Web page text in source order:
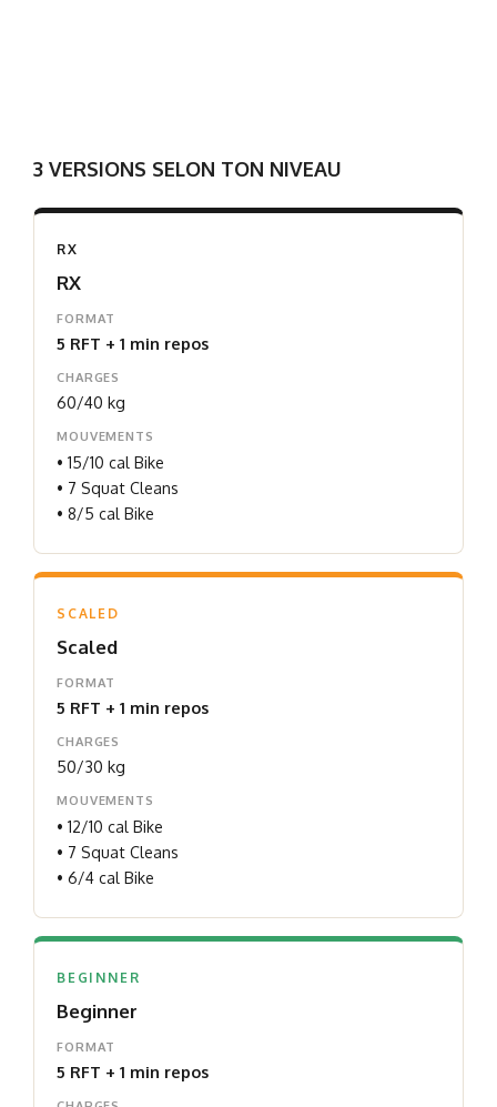
3 VERSIONS SELON TON NIVEAU
RX
RX
FORMAT
5 RFT + 1 min repos
CHARGES
60/40 kg
MOUVEMENTS
• 15/10 cal Bike
• 7 Squat Cleans
• 8/5 cal Bike
SCALED
Scaled
FORMAT
5 RFT + 1 min repos
CHARGES
50/30 kg
MOUVEMENTS
• 12/10 cal Bike
• 7 Squat Cleans
• 6/4 cal Bike
BEGINNER
Beginner
FORMAT
5 RFT + 1 min repos